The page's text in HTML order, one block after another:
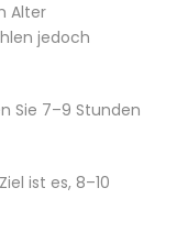
Alter
jedoch
Sie 7–9 Stunden
Ziel ist es, 8–10